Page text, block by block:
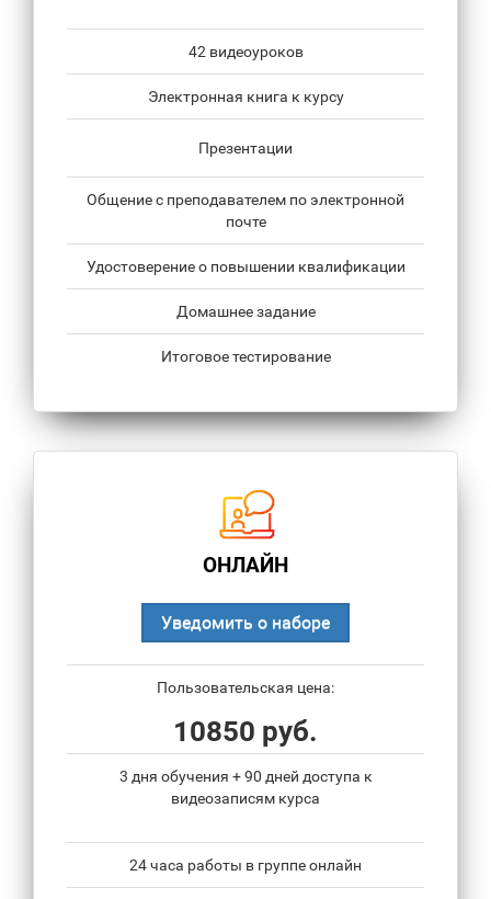
42 видеоуроков
Электронная книга к курсу
Презентации
Общение с преподавателем по электронной
почте
Удостоверение о повышении квалификации
Домашнее задание
Итоговое тестирование
ОНЛАЙН
Уведомить о наборе
Пользовательская цена:
10850 руб.
3 дня обучения + 90 дней доступа к
видеозаписям курса
24 часа работы в группе онлайн